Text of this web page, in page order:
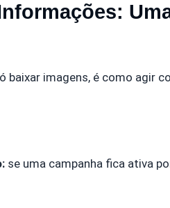
baixar imagens, é como agir
se uma campanha fica ativa